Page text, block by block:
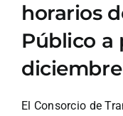
horarios
Público a
diciembre
El Consorcio de